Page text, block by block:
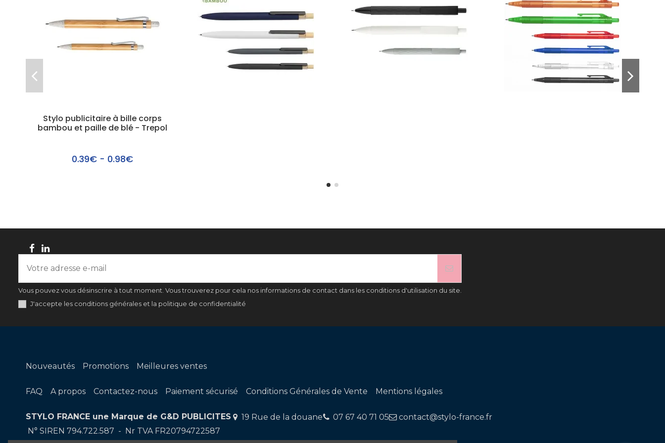
Stylo publicitaire à bille corps
bambou et paille de blé - Trepol
0.39€ - 0.98€
Vous pouvez vous désinscrire à tout moment. Vous trouverez pour cela nos informations de contact dans les conditions d'utilisation du site.
J'accepte les conditions générales et la politique de confidentialité
Nouveautés Promotions Meilleures ventes
FAQ A propos Contactez-nous Paiement sécurisé Conditions Générales de Vente Mentions légales
STYLO FRANCE une Marque de G&D PUBLICITES 19 Rue de la douane 07 67 40 71 05
contact@stylo-france.fr
N° SIREN 794.722.587 - Nr TVA FR20794722587